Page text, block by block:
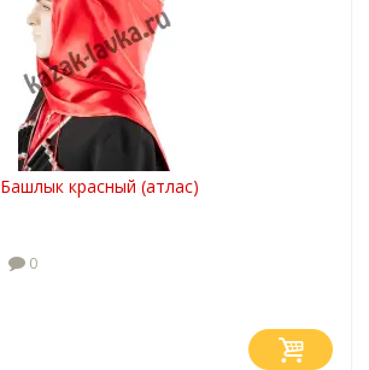
Башлык красный (атлас)
0